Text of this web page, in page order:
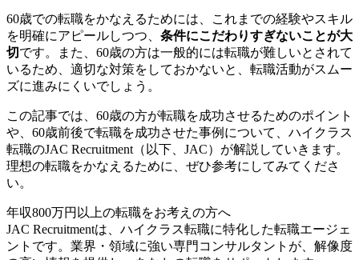
60歳での転職をかなえるためには、これまでの経験やスキル
を明確にアピールしつつ、 条件にこだわりすぎないことが大
切です。また、60歳の方は一般的には転職が難しいとされて
いるため、適切な対策をしておかないと、転職活動がスムー
ズに進みにくいでしょう。
この記事では、60歳の方が転職を成功させるためのポイント
や、60歳前後で転職を成功させた事例について、ハイクラス
転職のJAC Recruitment（以下、JAC）が解説していきます。
理想の転職をかなえるために、ぜひ参考にしてみてくださ
い。
年収800万円以上の転職をお考えの方へ
JAC Recruitmentは、ハイクラス転職に特化した転職エージェ
ントです。 業界・領域に強い専門コンサルタントが、解像度